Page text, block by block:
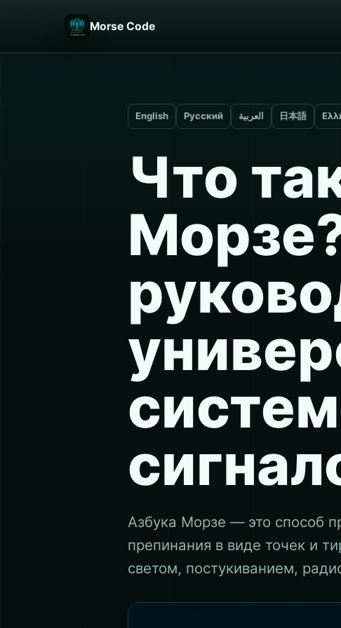
Morse Code
English Русский العربية 日本語
Что
Азбука Морзе — это способ
препинания в виде точек и
светом, постукиванием,